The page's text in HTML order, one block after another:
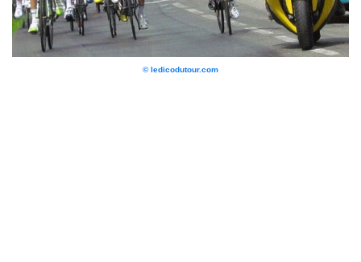
© ledicodutour.com